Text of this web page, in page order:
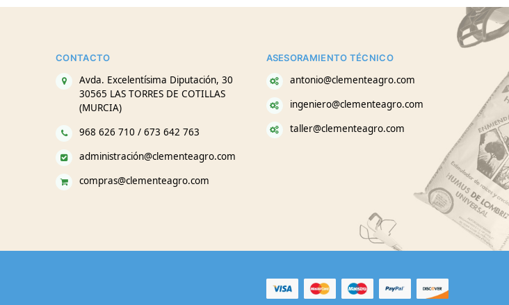
CONTACTO
Avda. Excelentísima Diputación, 30
30565 LAS TORRES DE COTILLAS
(MURCIA)
968 626 710 / 673 642 763
administración@clementeagro.com
compras@clementeagro.com
ASESORAMIENTO TÉCNICO
antonio@clementeagro.com
ingeniero@clementeagro.com
taller@clementeagro.com